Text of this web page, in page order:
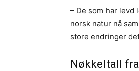
– De som har levd
norsk natur nå
store endringer
Nøkkeltall